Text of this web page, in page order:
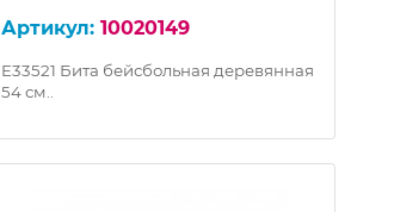
10020149
E33521 Бита бейсбольная деревянная
54 см..